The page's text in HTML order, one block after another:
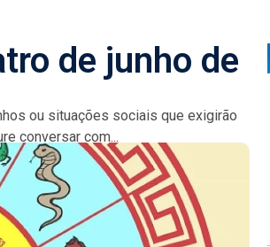
de junho de
ou situações sociais que exigirão
conversar com...